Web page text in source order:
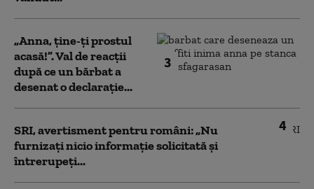
3
„Anna, ţine-ţi prostul
acasă!”. Val de reacții
după ce un bărbat a
desenat o declarație...
4
SRI, avertisment pentru români: „Nu
furnizați nicio informație solicitată și
întrerupeți...